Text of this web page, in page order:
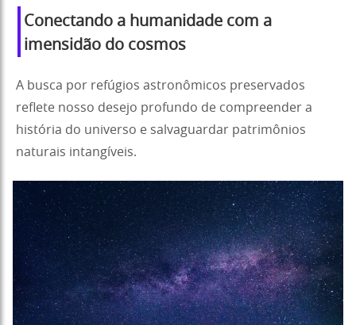
Conectando a humanidade com a
imensidão do cosmos
A busca por refúgios astronômicos preservados
reflete nosso desejo profundo de compreender a
história do universo e salvaguardar patrimônios
naturais intangíveis.